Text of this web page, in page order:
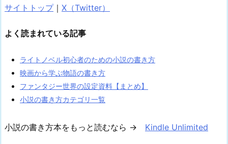
サイトトップ｜ X（Twitter）
よく読まれている記事
ライトノベル初心者のための小説の書き方
映画から学ぶ物語の書き方
ファンタジー世界の設定資料【まとめ】
小説の書き方カテゴリ一覧
小説の書き方本をもっと読むなら → Kindle Unlimited